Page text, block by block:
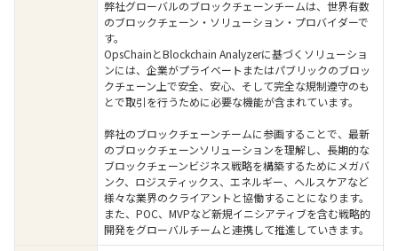
弊社グローバルのブロックチェーンチームは、世界有数
のブロックチェーン・ソリューション・プロバイダーで
す。
OpsChainとBlockchain Analyzerに基づくソリューショ
ンには、企業がプライベートまたはパブリックのブロッ
クチェーン上で安全、安心、そして完全な規制遵守のも
とで取引を行うために必要な機能が含まれています。
弊社のブロックチェーンチームに参画することで、最新
のブロックチェーンソリューションを理解し、長期的な
ブロックチェーンビジネス戦略を構築するためにメガバ
ンク、ロジスティックス、エネルギー、ヘルスケアなど
様々な業界のクライアントと協働することになります。
また、POC、MVPなど新規イニシアティブを含む戦略的
開発をグローバルチームと連携して推進していきます。